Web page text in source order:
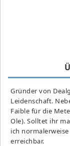
Gründer von
Leidenschaft.
Fai­ble für die
Ole). Solltet ihr
ich
erreichbar.